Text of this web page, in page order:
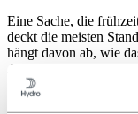
Eine Sache, die
deckt die meisten
hängt davon ab, wie
Anforderungen es im